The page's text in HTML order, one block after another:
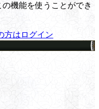
機能を使うことができ
方はログイン